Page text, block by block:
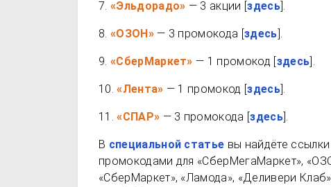
7. «Эльдорадо» — 3 акции [здесь].
8. «ОЗОН»— 3 промокода [здесь].
9. «СберМаркет» — 1 промокод [здесь].
10.«Лента» — 1 промокод [здесь].
11.«СПАР» — 3 промокода [здесь].
В специальной статье вы найдёте
промокодами для «СберМегаМаркет»,
«СберМаркет», «Ламода», «Деливери